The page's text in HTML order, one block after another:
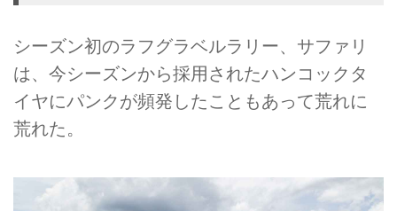
シーズン初のラフグラベルラリー、サファリ
は、今シーズンから採用されたハンコックタ
イヤにパンクが頻発したこともあって荒れに
荒れた。